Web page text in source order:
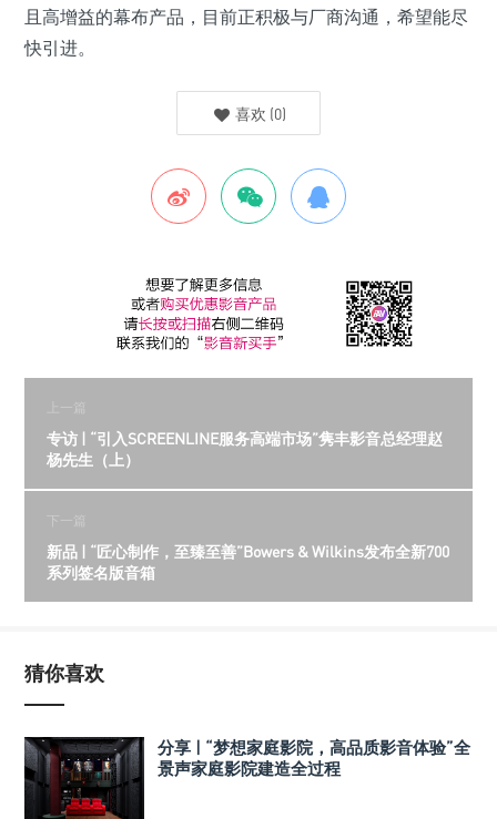
且高增益的幕布产品，目前正积极与厂商沟通，希望能尽
快引进。
喜欢 (0)
上一篇
专访 | “引入SCREENLINE服务高端市场”隽丰影音总经理赵
杨先生（上）
下一篇
新品 | “匠心制作，至臻至善”Bowers & Wilkins发布全新700
系列签名版音箱
猜你喜欢
分享 | “梦想家庭影院，高品质影音体验”全
景声家庭影院建造全过程